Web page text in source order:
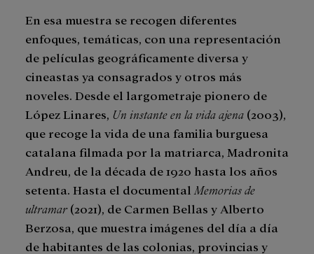
En esa muestra se recogen diferentes
enfoques, temáticas, con una representación
de películas geográficamente diversa y
cineastas ya consagrados y otros más
noveles. Desde el largometraje pionero de
López Linares, Un instante en la vida ajena (2003),
que recoge la vida de una familia burguesa
catalana filmada por la matriarca, Madronita
Andreu, de la década de 1920 hasta los años
setenta. Hasta el documental Memorias de
ultramar(2021), de Carmen Bellas y Alberto
Berzosa, que muestra imágenes del día a día
de habitantes de las colonias, provincias y